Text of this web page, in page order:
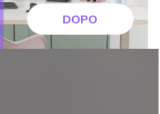
DOPO